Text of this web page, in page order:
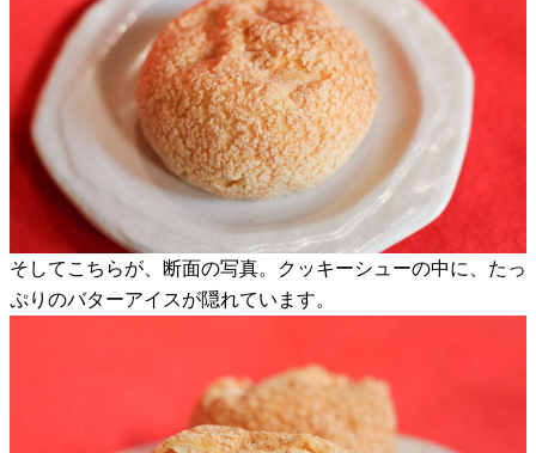
そしてこちらが、断面の写真。クッキーシューの中に、たっ
ぷりのバターアイスが隠れています。